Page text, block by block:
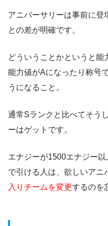
アニバーサリーは事前に登
との差が明確です。
どういうことかというと
能力値がAになったり称号
うになること。
通常Sランクと比べてそう
ーはゲットです。
エナジーが1500エナジー
で引ける人は、欲しいアニ
入りチームを変更するのを